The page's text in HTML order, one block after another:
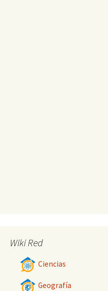
Wiki Red
Ciencias
Geografía